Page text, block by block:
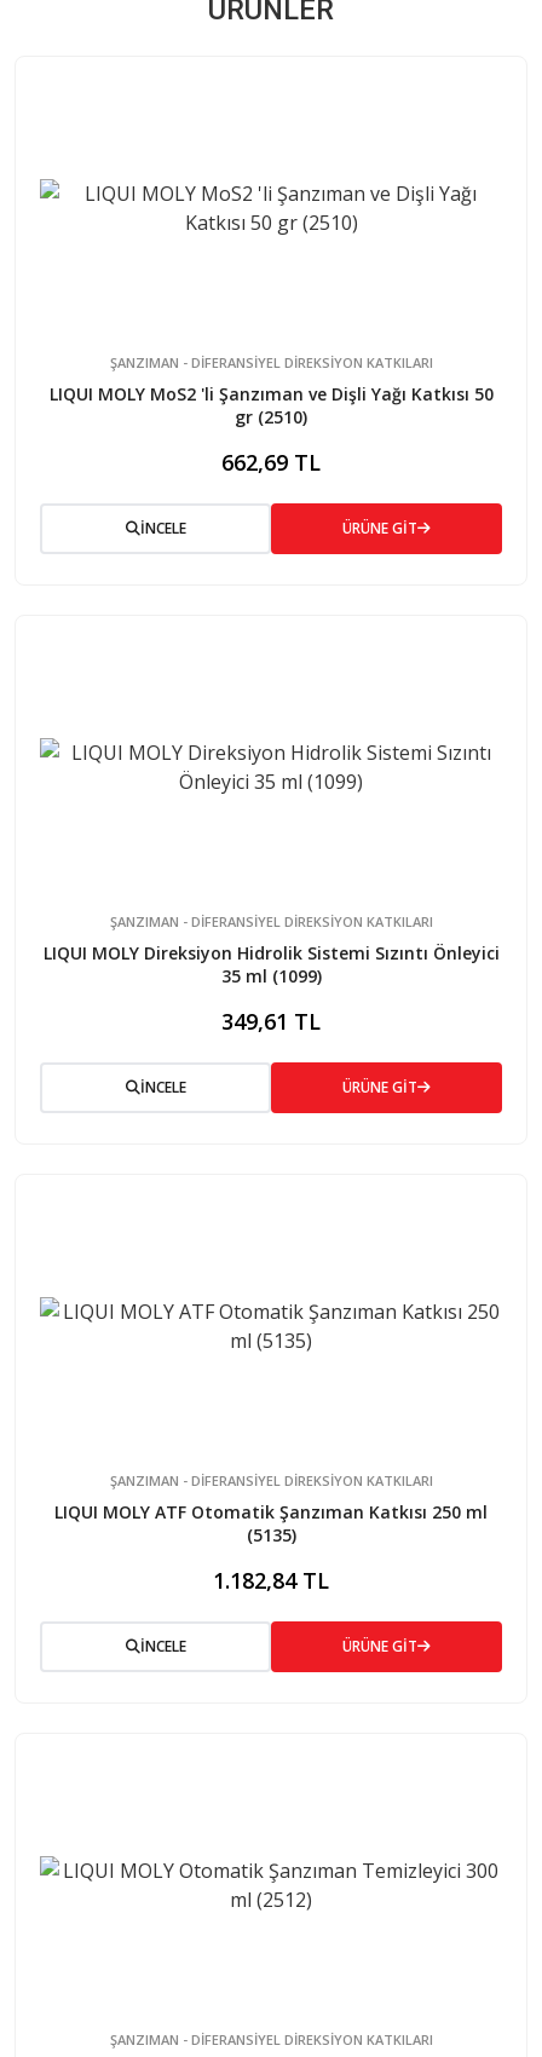
ÜRÜNLER
ŞANZIMAN - DİFERANSİYEL DİREKSİYON KATKILARI
LIQUI MOLY MoS2 'li Şanzıman ve Dişli Yağı Katkısı 50
gr (2510)
662,69 TL
İNCELE ÜRÜNE GİT
ŞANZIMAN - DİFERANSİYEL DİREKSİYON KATKILARI
LIQUI MOLY Direksiyon Hidrolik Sistemi Sızıntı Önleyici
35 ml (1099)
349,61 TL
İNCELE ÜRÜNE GİT
ŞANZIMAN - DİFERANSİYEL DİREKSİYON KATKILARI
LIQUI MOLY ATF Otomatik Şanzıman Katkısı 250 ml
(5135)
1.182,84 TL
İNCELE ÜRÜNE GİT
ŞANZIMAN - DİFERANSİYEL DİREKSİYON KATKILARI